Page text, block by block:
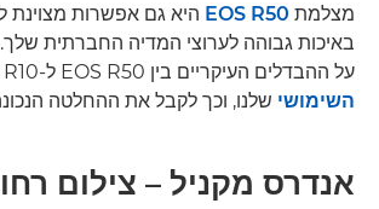
מצלמת EOS R50 היא גם אפשרות מצוינת
באיכות גבוהה לערוצי המדיה החברתית
על ההבדלים העיקריים בין EOS R50 ל-EOS R10
השימושי שלנו, וכך לקבל את ההחלטה
אנדרס מקניל – צילום